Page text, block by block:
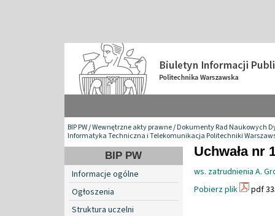
BIP PW/Wewnętrzne akty prawne/Dokumenty Rad Naukowych
Informatyka Techniczna i Telekomunikacja Politechniki
BIP PW
Informacje ogólne
Ogłoszenia
Struktura uczelni
Uchwała nr
ws. zatrudnienia A.
Pobierz plik
pdf